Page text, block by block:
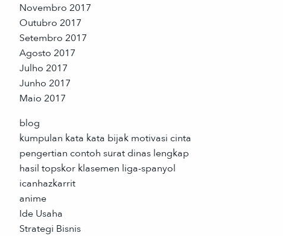
Novembro 2017
Outubro 2017
Setembro 2017
Agosto 2017
Julho 2017
Junho 2017
Maio 2017
blog
kumpulan kata kata bijak motivasi cinta
pengertian contoh surat dinas lengkap
hasil topskor klasemen liga-spanyol
icanhazkarrit
anime
Ide Usaha
Strategi Bisnis